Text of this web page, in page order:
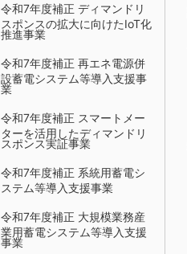
令和7年度補正 ディマンドリ
スポンスの拡大に向けたIoT化
推進事業
令和7年度補正 再エネ電源併
設蓄電システム等導入支援事
業
令和7年度補正 スマートメー
ターを活用したディマンドリ
スポンス実証事業
令和7年度補正 系統用蓄電シ
ステム等導入支援事業
令和7年度補正 大規模業務産
業用蓄電システム等導入支援
事業